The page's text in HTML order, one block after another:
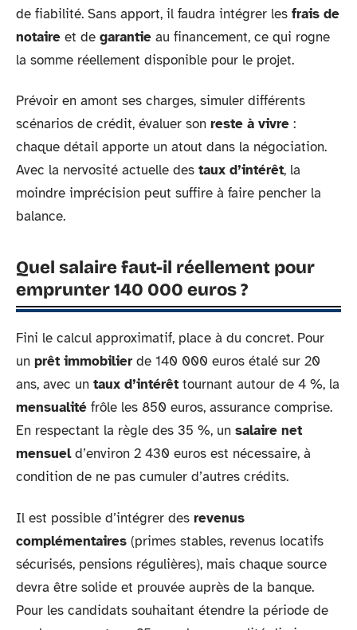
de fiabilité. Sans apport, il faudra intégrer les frais de
notaire et de garantie au financement, ce qui rogne
la somme réellement disponible pour le projet.
Prévoir en amont ses charges, simuler différents
scénarios de crédit, évaluer son reste à vivre :
chaque détail apporte un atout dans la négociation.
Avec la nervosité actuelle des taux d’intérêt, la
moindre imprécision peut suffire à faire pencher la
balance.
Quel salaire faut-il réellement pour
emprunter 140 000 euros ?
Fini le calcul approximatif, place à du concret. Pour
un prêt immobilier de 140 000 euros étalé sur 20
ans, avec un taux d’intérêt tournant autour de 4 %, la
mensualité frôle les 850 euros, assurance comprise.
En respectant la règle des 35 %, un salaire net
mensueld’environ 2 430 euros est nécessaire, à
condition de ne pas cumuler d’autres crédits.
Il est possible d’intégrer des revenus
complémentaires (primes stables, revenus locatifs
sécurisés, pensions régulières), mais chaque source
devra être solide et prouvée auprès de la banque.
Pour les candidats souhaitant étendre la période de